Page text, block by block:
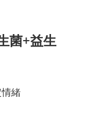
菌+益生
緒